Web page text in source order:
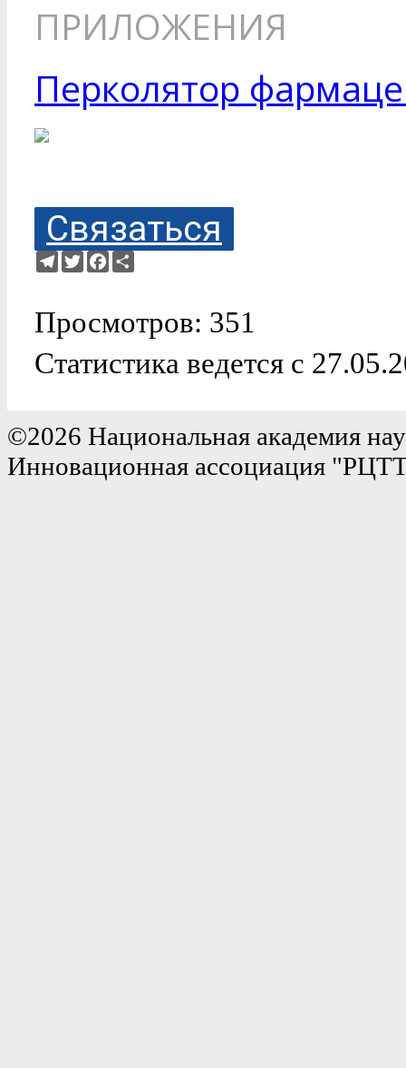
ПРИЛОЖЕНИЯ
Перколятор
Связаться
Telegram
TwitterFacebook
Просмотров: 351
Статистика ведется с
©2026 Национальная академия
Инновационная ассоциация